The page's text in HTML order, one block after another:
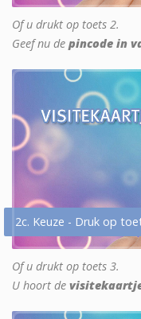
Of u drukt op toets 2.
Geef nu de pincode in
2c. Keuze - Druk op
Of u drukt op toets 3.
U hoort de